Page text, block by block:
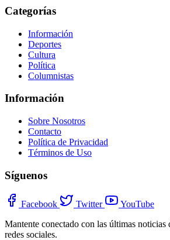
Categorías
Información
Deportes
Cultura
Política
Columnistas
Información
Sobre Nosotros
Contacto
Política de Privacidad
Términos de Uso
Síguenos
Facebook Twitter
YouTube
Mantente conectado con las últimas noticias
redes sociales.